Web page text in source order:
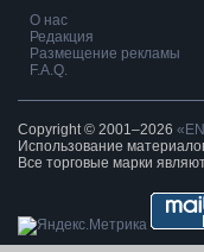
О нас
Редакция
Размещение рекламы
F.A.Q.
Copyright © 2001–2026
Использование
Все торговые марки